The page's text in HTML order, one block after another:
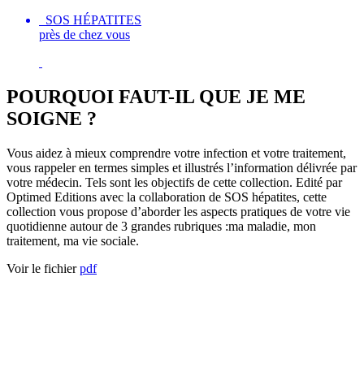
SOS HÉPATITES
près de chez vous
POURQUOI FAUT-IL QUE JE ME
SOIGNE ?
Vous aidez à mieux comprendre votre infection et votre traitement,
vous rappeler en termes simples et illustrés l’information délivrée par
votre médecin. Tels sont les objectifs de cette collection. Edité par
Optimed Editions avec la collaboration de SOS hépatites, cette
collection vous propose d’aborder les aspects pratiques de votre vie
quotidienne autour de 3 grandes rubriques :ma maladie, mon
traitement, ma vie sociale.
Voir le fichierpdf